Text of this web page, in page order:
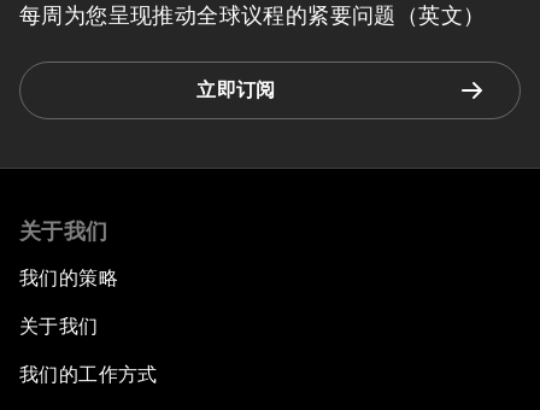
每周为您呈现推动全球议程的紧要问题（英文）
立即订阅
关于我们
我们的策略
关于我们
我们的工作方式